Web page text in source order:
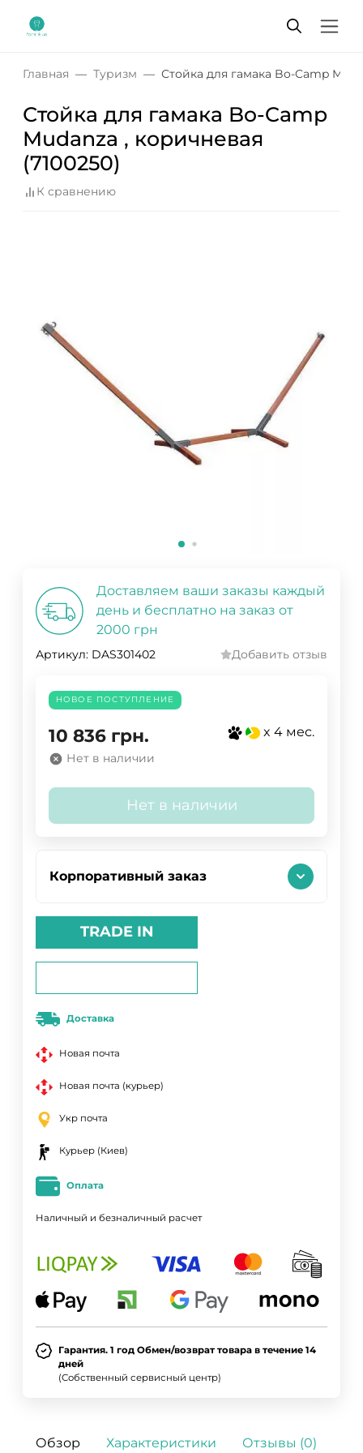
Главная Туризм Стойка для гамака Bo-Camp
Стойка для гамака Bo-Camp
Mudanza , коричневая
(7100250)
К сравнению
Доставляем ваши заказы каждый
день и бесплатно на заказ от
2000 грн
Артикул: DAS301402 Добавить отзыв
НОВОЕ ПОСТУПЛЕНИЕ
10 836 грн. x 4 мес.
Нет в наличии
Нет в наличии
Корпоративный заказ
TRADE IN
Доставка
Новая почта
Новая почта (курьер)
Укр почта
Курьер (Киев)
Оплата
Наличный и безналичный расчет
Гарантия. 1 год Обмен/возврат товара в течение 14
дней
(Собственный сервисный центр)
Обзор Характеристики Отзывы (0)